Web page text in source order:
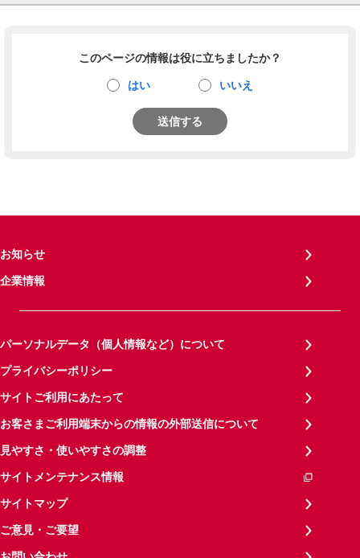
このページの情報は役に立ちましたか？
はい いいえ
送信する
お知らせ
企業情報
パーソナルデータ（個人情報など）について
プライバシーポリシー
サイトご利用にあたって
お客さまご利用端末からの情報の外部送信について
見やすさ・使いやすさの調整
サイトメンテナンス情報
サイトマップ
ご意見・ご要望